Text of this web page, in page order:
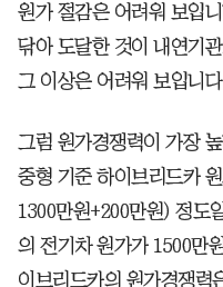
원가 절감은 어려워 보입
닦아 도달한 것이 내연기
그 이상은 어려워 보입니
그럼 원가경쟁력이 가장
중형 기준 하이브리드카
1300만원+200만원) 정도
의 전기차 원가가 1500만
이브리드카의 원가경쟁력